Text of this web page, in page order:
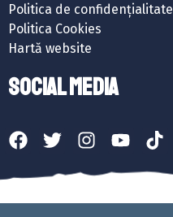
Politica de confidențialitate
Politica Cookies
Hartă website
SOCIAL MEDIA